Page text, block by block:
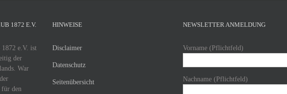
1872 E.V.
e.V. ist
der
War
für den
HINWEISE
Disclaimer
Datenschutz
Seitenübersicht
NEWSLETTER ANMELDUNG
Vorname (Pflichtfeld)
Nachname (Pflichtfeld)